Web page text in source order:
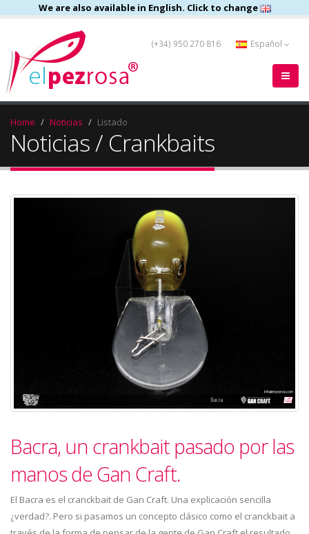
We are also available in English. Click to change
(+34) 950 270 816 Español
Home Noticias Listado
Noticias / Crankbaits
Bacra, un crankbait pasado por las
manos de Gan Craft.
El Bacra es el cranckbait de Gan Craft. Una explicación sencilla
¿verdad?. Pero si pasamos un concepto clásico como el cranckbait a